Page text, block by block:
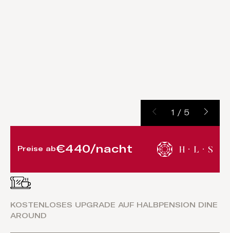
KOSTENLOSES UPGRADE AUF HALBPENSION DINE
AROUND
1 / 5
Preise ab€440/nacht